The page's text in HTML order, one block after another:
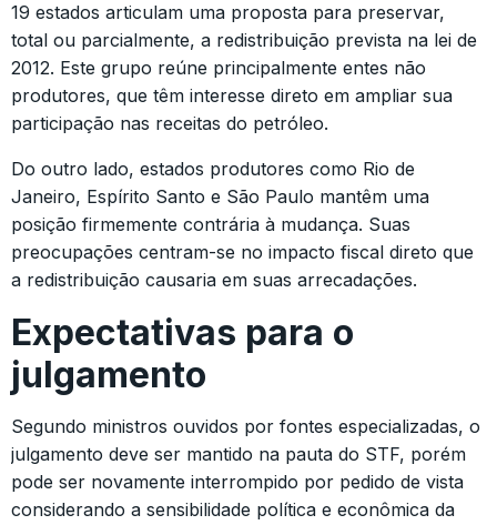
19 estados articulam uma proposta para preservar,
total ou parcialmente, a redistribuição prevista na lei de
2012. Este grupo reúne principalmente entes não
produtores, que têm interesse direto em ampliar sua
participação nas receitas do petróleo.
Do outro lado, estados produtores como Rio de
Janeiro, Espírito Santo e São Paulo mantêm uma
posição firmemente contrária à mudança. Suas
preocupações centram-se no impacto fiscal direto que
a redistribuição causaria em suas arrecadações.
Expectativas para o
julgamento
Segundo ministros ouvidos por fontes especializadas, o
julgamento deve ser mantido na pauta do STF, porém
pode ser novamente interrompido por pedido de vista
considerando a sensibilidade política e econômica da